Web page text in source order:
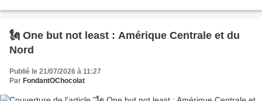
🗽 One but not least : Amérique Centrale et du
Nord
Publié le 21/07/2026 à 11:27
Par FondantOChocolat